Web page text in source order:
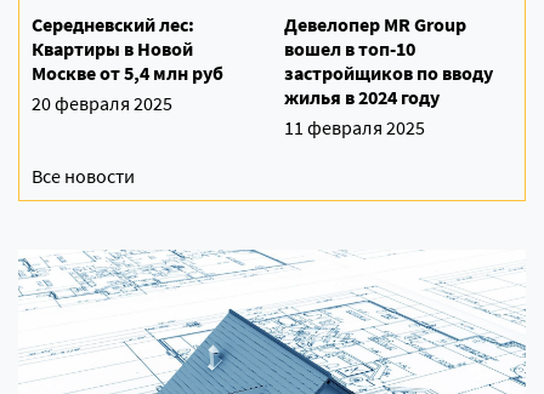
Середневский лес:
Квартиры в Новой
Москве от 5,4 млн руб
20 февраля 2025
Девелопер MR Group
вошел в топ-10
застройщиков по вводу
жилья в 2024 году
11 февраля 2025
Все новости